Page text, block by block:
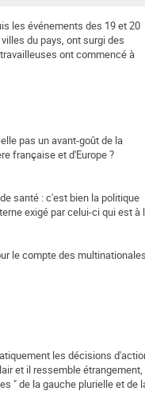
les événements des 19 et 20
du pays, ont surgi des
ont commencé à
pas un avant-goût de la
française et d'Europe ?
santé : c'est bien la politique
exigé par celui-ci qui est à
le compte des multinationales
les décisions
et il ressemble étrangement,
" de la gauche plurielle et de